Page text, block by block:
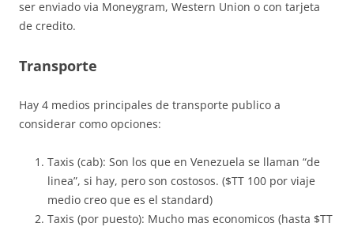
ser enviado via Moneygram, Western Union o con tarjeta
de credito.
Transporte
Hay 4 medios principales de transporte publico a
considerar como opciones:
Taxis (cab): Son los que en Venezuela se llaman “de
linea”, si hay, pero son costosos. ($TT 100 por viaje
medio creo que es el standard)
Taxis (por puesto): Mucho mas economicos (hasta $TT